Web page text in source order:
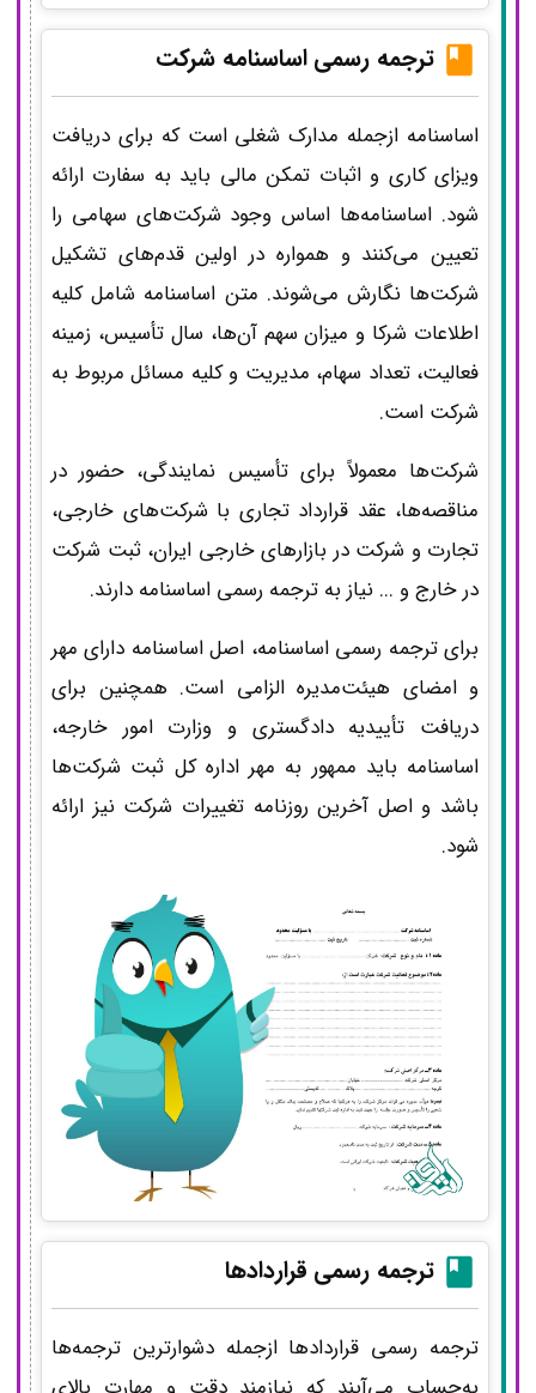
ترجمه رسمیاساسنامه شرکت
اساسنامه ازجمله مدارک شغلی است که برای دریافت
ویزای کاری و اثبات تمکن مالی باید به سفارت ارائه
شود. اساسنامه‌ها اساس وجود شرکت‌های سهامی را
تعیین می‌کنند و همواره در اولین قدم‌های تشکیل
شرکت‌ها نگارش می‌شوند. متن اساسنامه شامل کلیه
اطلاعات شرکا و میزان سهم آن‌ها، سال تأسیس، زمینه
فعالیت، تعداد سهام، مدیریت و کلیه مسائل مربوط به
شرکت است.
شرکت‌ها معمولاً برای تأسیس نمایندگی، حضور در
مناقصه‌ها، عقد قرارداد تجاری با شرکت‌های خارجی،
تجارت و شرکت در بازارهای خارجی ایران، ثبت شرکت
در خارج و ... نیاز به ترجمه رسمی اساسنامه دارند.
برای ترجمه رسمی اساسنامه، اصل اساسنامه دارای مهر
و امضای هیئت‌مدیره الزامی است. همچنین برای
دریافت تأییدیه دادگستری و وزارت امور خارجه،
اساسنامه باید ممهور به مهر اداره کل ثبت شرکت‌ها
باشد و اصل آخرین روزنامه تغییرات شرکت نیز ارائه
شود.
ترجمه رسمی قراردادها
ترجمه رسمی قراردادها ازجمله دشوارترین ترجمه‌ها